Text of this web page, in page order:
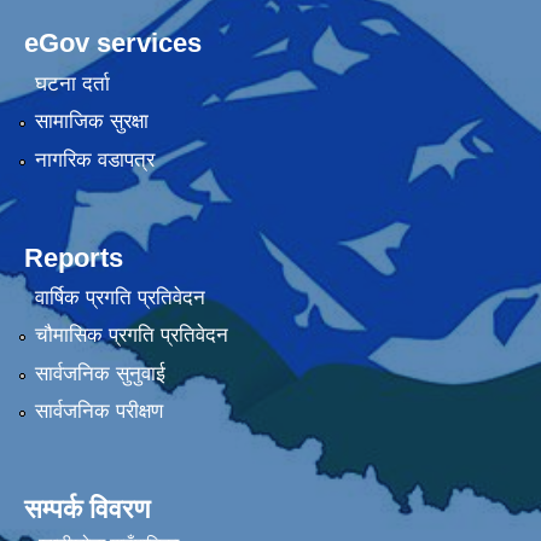
eGov services
घटना दर्ता
सामाजिक सुरक्षा
नागरिक वडापत्र
Reports
वार्षिक प्रगति प्रतिवेदन
चौमासिक प्रगति प्रतिवेदन
सार्वजनिक सुनुवाई
सार्वजनिक परीक्षण
सम्पर्क विवरण